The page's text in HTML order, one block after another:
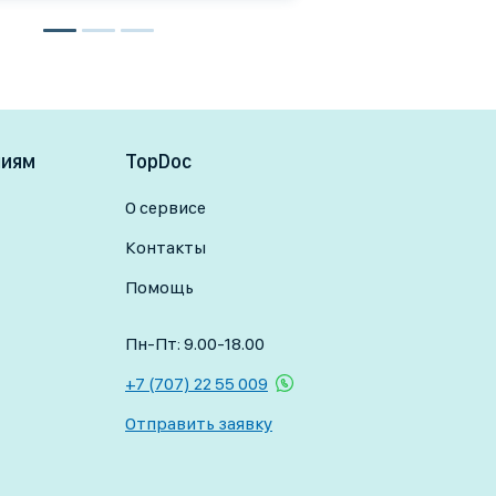
TopDoc
О сервисе
Контакты
Помощь
Пн-Пт: 9.00-18.00
+7 (707) 22 55 009
Отправить заявку